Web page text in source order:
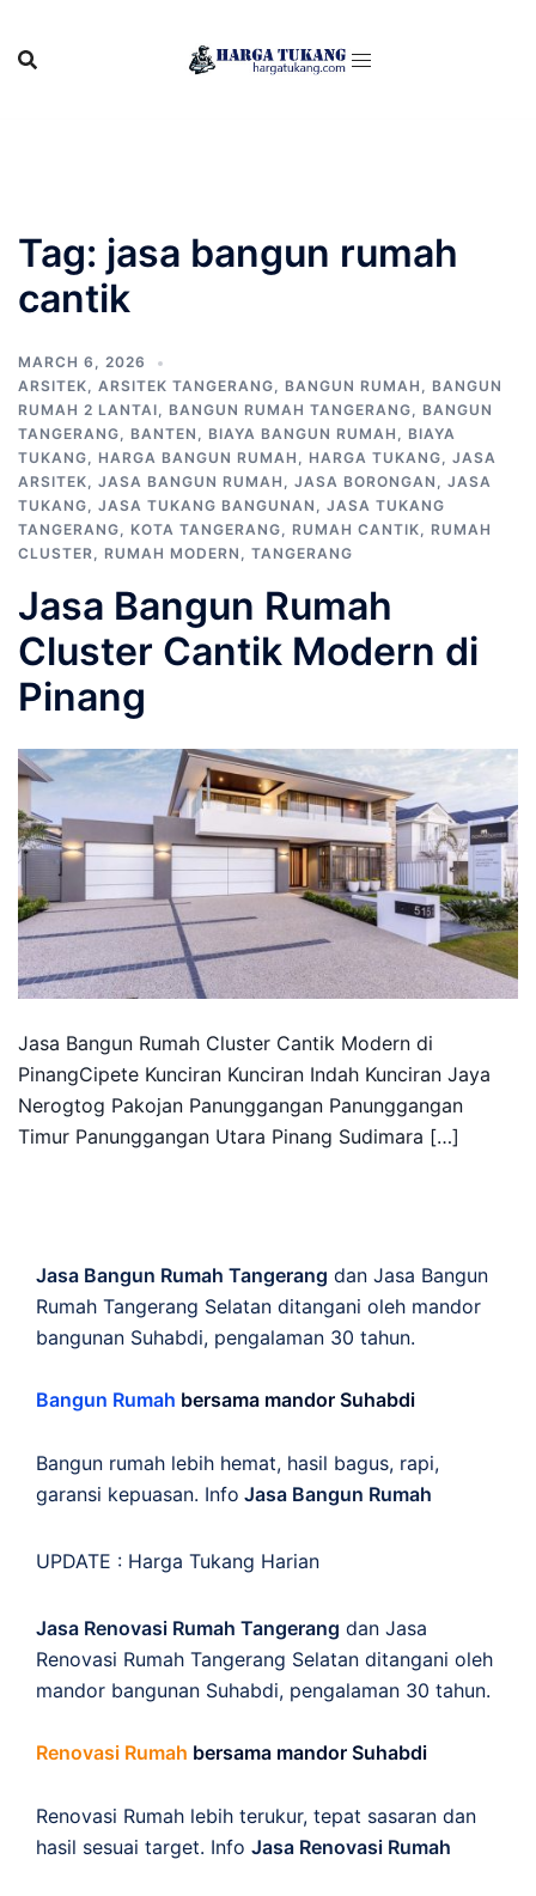
content
Tag: jasa bangun rumah
cantik
MARCH 6, 2026
ARSITEK, ARSITEK TANGERANG, BANGUN RUMAH , BANGUN
RUMAH 2 LANTAI, BANGUN RUMAH TANGERANG, BANGUN
TANGERANG, BANTEN , BIAYA BANGUN RUMAH , BIAYA
TUKANG, HARGA BANGUN RUMAH , HARGA TUKANG, JASA
ARSITEK, JASA BANGUN RUMAH , JASA BORONGAN , JASA
TUKANG, JASA TUKANG BANGUNAN , JASA TUKANG
TANGERANG, KOTA TANGERANG, RUMAH CANTIK, RUMAH
CLUSTER, RUMAH MODERN , TANGERANG
Jasa Bangun Rumah
Cluster Cantik Modern di
Pinang
Jasa Bangun Rumah Cluster Cantik Modern di
PinangCipete Kunciran Kunciran Indah Kunciran Jaya
Nerogtog Pakojan Panunggangan Panunggangan
Timur Panunggangan Utara Pinang Sudimara […]
Jasa Bangun Rumah Tangerang dan Jasa Bangun
Rumah Tangerang Selatan ditangani oleh mandor
bangunan Suhabdi, pengalaman 30 tahun.
Bangun Rumah bersama mandor Suhabdi
Bangun rumah lebih hemat, hasil bagus, rapi,
garansi kepuasan. Info Jasa Bangun Rumah
UPDATE : Harga Tukang Harian
Jasa Renovasi Rumah Tangerang dan Jasa
Renovasi Rumah Tangerang Selatan ditangani oleh
mandor bangunan Suhabdi, pengalaman 30 tahun.
Renovasi Rumah bersama mandor Suhabdi
Renovasi Rumah lebih terukur, tepat sasaran dan
hasil sesuai target. Info Jasa Renovasi Rumah